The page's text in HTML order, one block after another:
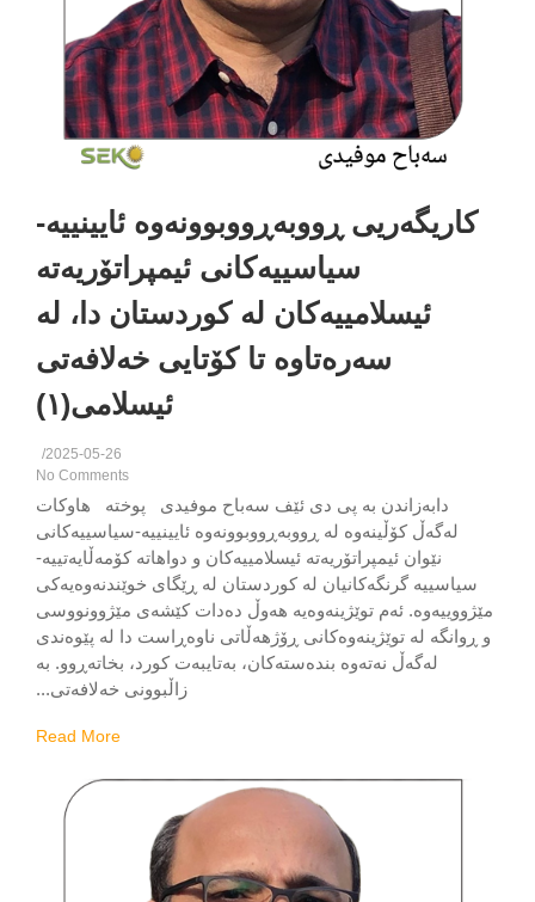
ڕووبەڕووبوونەوە ئایینییە-
سیاسییەکانی ئیمپراتۆریەتە
ئیسلامییەکان لە کوردستان دا، لە
سەرەتاوە تا کۆتایی خەلافەتی
ئیسلامی(١)
2025-05-26
/
No Comments
دابەزاندن بە پی دی ئێف سەباح موفیدی پوختە هاوکات
لەگەڵ کۆڵینەوە لە ڕووبەڕووبوونەوە ئایینییە-سیاسییەکانی
نێوان ئیمپراتۆریەتە ئیسلامییەکان و دواهاتە کۆمەڵایەتییە-
گرنگەکانیان لە کوردستان لە ڕێگای خوێندنەوەیەکی
ئەم توێژینەوەیە هەوڵ دەدات کێشەی مێژوونووسی
لە توێژینەوەکانی ڕۆژهەڵاتی ناوەڕاست دا لە پێوەندی
لەگەڵ نەتەوە بندەستەکان، بەتایبەت کورد، بخاتەڕوو. بە
زاڵبوونی خەلافەتی...
Read More